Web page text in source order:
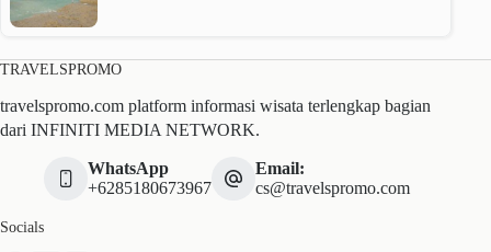
TRAVELSPROMO
travelspromo.com platform informasi wisata terlengkap bagian
dari INFINITI MEDIA NETWORK.
WhatsApp
+6285180673967
Email:
cs@travelspromo.com
Socials